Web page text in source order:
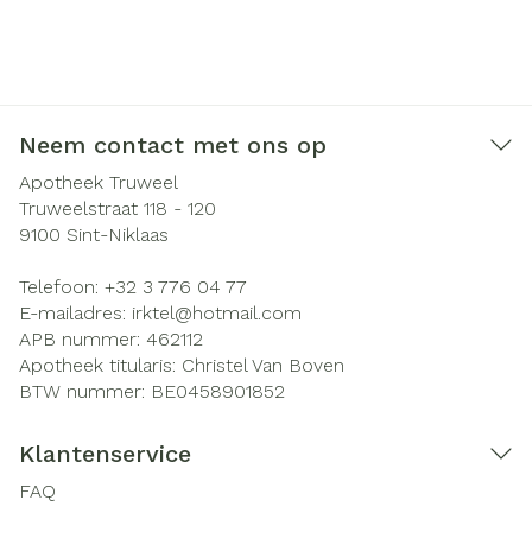
Neem contact met ons op
Apotheek Truweel
Truweelstraat 118 - 120
9100 Sint-Niklaas
Telefoon: +32 3 776 04 77
E-mailadres: irktel@hotmail.com
APB nummer: 462112
Apotheek titularis: Christel Van Boven
BTW nummer: BE0458901852
Klantenservice
FAQ